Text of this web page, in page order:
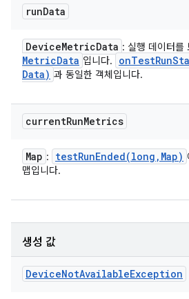
runData
DeviceMetricData : 실행 데이터를
MetricData 입니다.
Data) 과 동일한 객체입니다.
currentRunMetrics
Map : testRunEnded(long , Map)
맵입니다.
생성 값
DeviceNotAvailableException